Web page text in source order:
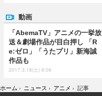
動画
「AbemaTV」アニメの一挙放
送＆劇場作品が目白押し 「R
e:ゼロ」「うたプリ」新海誠
作品も
2017.3.18(土) 9:06
ホーム › ニュース › アニメ › 記事